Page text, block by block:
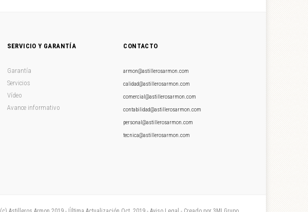
SERVICIO Y GARANTÍA
Garantía
Servicios
Vídeo
Avance informativo
CONTACTO
armon@astillerosarmon.com
calidad@astillerosarmon.com
comercial@astillerosarmon.com
contabilidad@astillerosarmon.com
personal@astillerosarmon.com
tecnica@astillerosarmon.com